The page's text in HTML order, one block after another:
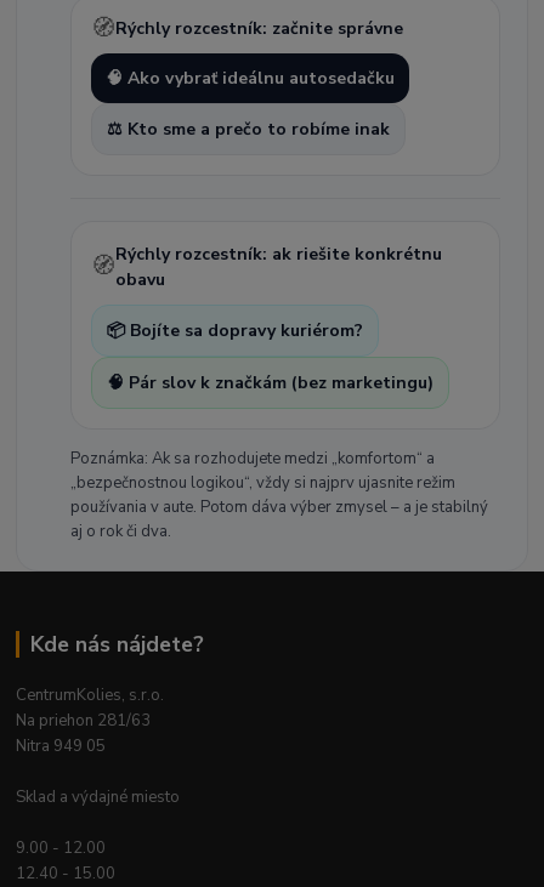
🧭Rýchly rozcestník: začnite správne
🧠 Ako vybrať ideálnu autosedačku
⚖️ Kto sme a prečo to robíme inak
🧭Rýchly rozcestník: ak riešite konkrétnu
obavu
📦 Bojíte sa dopravy kuriérom?
🧠 Pár slov k značkám (bez marketingu)
Poznámka: Ak sa rozhodujete medzi „komfortom“ a
„bezpečnostnou logikou“, vždy si najprv ujasnite režim
používania v aute. Potom dáva výber zmysel – a je stabilný
aj o rok či dva.
Kde nás nájdete?
CentrumKolies, s.r.o.
Na priehon 281/63
Nitra 949 05
Sklad a výdajné miesto
9.00 - 12.00
12.40 - 15.00